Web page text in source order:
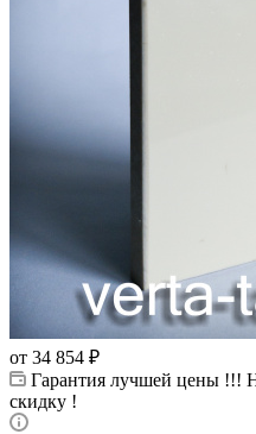
от 34 854 ₽
Гарантия лучшей цены !!!
скидку !